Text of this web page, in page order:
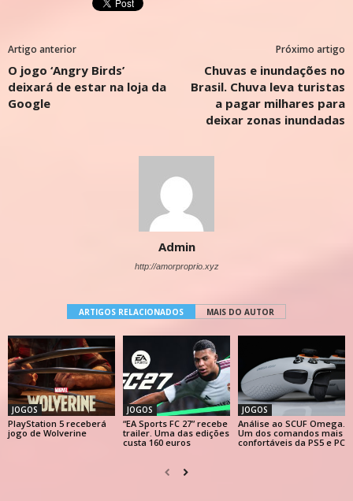
Artigo anterior
O jogo ‘Angry Birds’
deixará de estar na loja da
Google
Próximo artigo
Chuvas e inundações no
Brasil. Chuva leva turistas
a pagar milhares para
deixar zonas inundadas
Admin
http://amorproprio.xyz
ARTIGOS RELACIONADOS MAIS DO AUTOR
JOGOS
PlayStation 5 receberá
jogo de Wolverine
JOGOS
“EA Sports FC 27” recebe
trailer. Uma das edições
custa 160 euros
JOGOS
Análise ao SCUF Omega.
Um dos comandos mais
confortáveis da PS5 e PC